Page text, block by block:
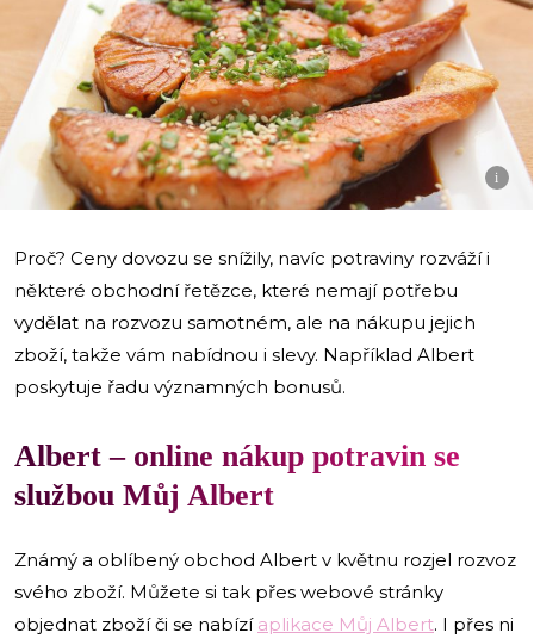
i
Proč? Ceny dovozu se snížily, navíc potraviny rozváží i
některé obchodní řetězce, které nemají potřebu
vydělat na rozvozu samotném, ale na nákupu jejich
zboží, takže vám nabídnou i slevy. Například Albert
poskytuje řadu významných bonusů.
Albert – online nákup potravin se
službou Můj Albert
Známý a oblíbený obchod Albert v květnu rozjel rozvoz
svého zboží. Můžete si tak přes webové stránky
objednat zboží či se nabízí aplikace Můj Albert. I přes ni